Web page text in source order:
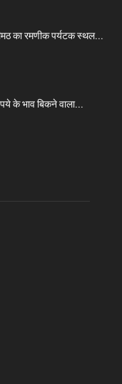
का रमणीक पर्यटक स्थल...
के भाव बिकने वाला...